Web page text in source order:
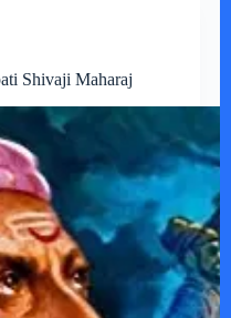
Shivaji Maharaj